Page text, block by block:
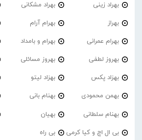
بهراد زینی بهراد مشکانی
بهراز بهرام آرام
بهرام عمرانی بهرام و بامداد
بهروز لطفی بهروز مسائلی
بهزاد پکس بهزاد لیتو
بهمن محمودی بهنام بانی
بهنام سلطانی بهیان
بی ال اچ و کیا کرمی بی راه